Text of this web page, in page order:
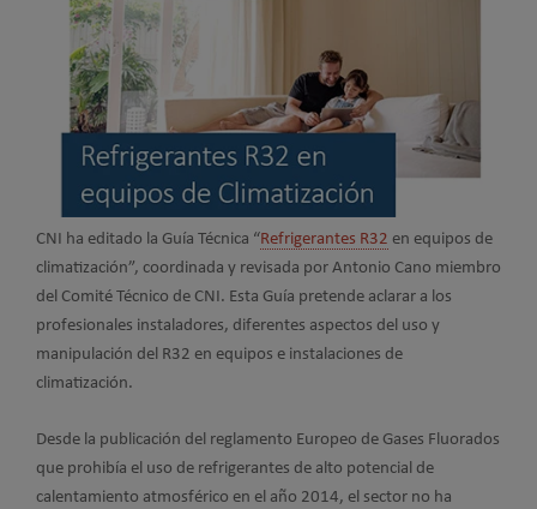
CNI ha editado la Guía Técnica “Refrigerantes R32 en equipos de
climatización”, coordinada y revisada por Antonio Cano miembro
del Comité Técnico de CNI. Esta Guía pretende aclarar a los
profesionales instaladores, diferentes aspectos del uso y
manipulación del R32 en equipos e instalaciones de
climatización.
Desde la publicación del reglamento Europeo de Gases Fluorados
que prohibía el uso de refrigerantes de alto potencial de
calentamiento atmosférico en el año 2014, el sector no ha